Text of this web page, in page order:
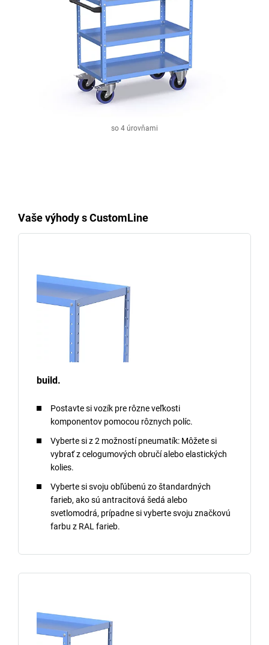
so 4 úrovňami
Vaše výhody s CustomLine
build.
Postavte si vozík pre rôzne veľkosti
komponentov pomocou rôznych políc.
Vyberte si z 2 možností pneumatík: Môžete si
vybrať z celogumových obručí alebo elastických
kolies.
Vyberte si svoju obľúbenú zo štandardných
farieb, ako sú antracitová šedá alebo
svetlomodrá, prípadne si vyberte svoju značkovú
farbu z RAL farieb.